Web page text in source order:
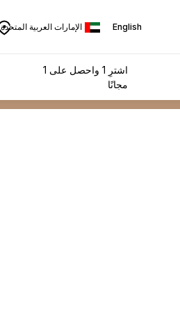
English الإمارات العربية المتحدة
اشترِ 1 واحصل على 1
مجانًا